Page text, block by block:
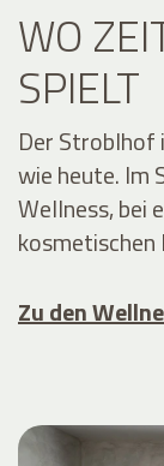
WO
SPIELT
Der Stroblhof
wie heute. Im
Wellness, bei
kosmetischen
Zu den